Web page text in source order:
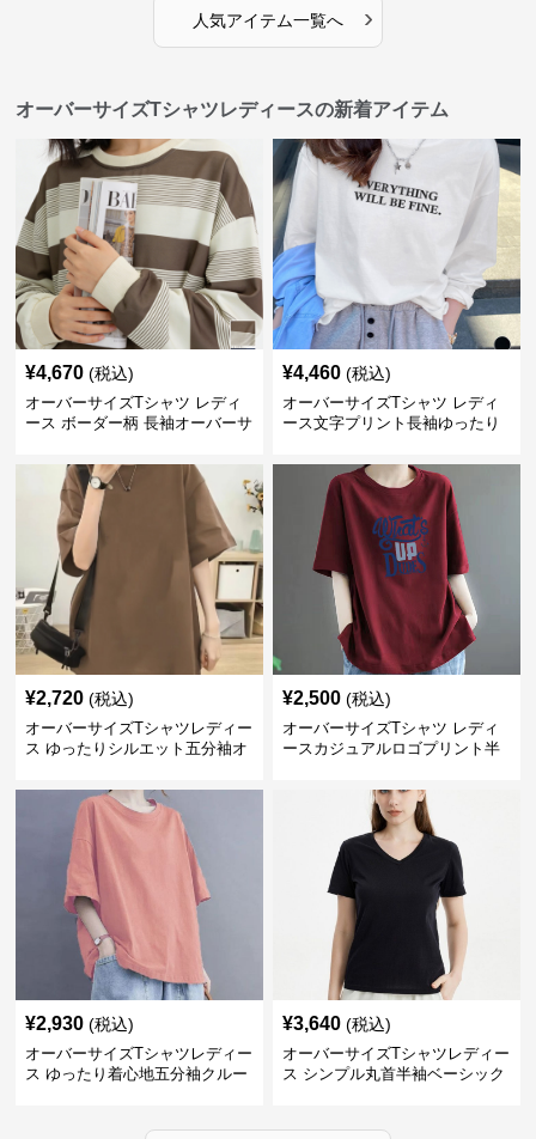
人気アイテム一覧へ ›
オーバーサイズTシャツレディースの新着アイテム
¥4,670 (税込)
オーバーサイズTシャツ レディ
ース ボーダー柄 長袖オーバーサ
¥4,460 (税込)
オーバーサイズTシャツ レディ
ース文字プリント長袖ゆったり
¥2,720 (税込)
オーバーサイズTシャツレディー
ス ゆったりシルエット五分袖オ
¥2,500 (税込)
オーバーサイズTシャツ レディ
ースカジュアルロゴプリント半
¥2,930 (税込)
オーバーサイズTシャツレディー
ス ゆったり着心地五分袖クルー
¥3,640 (税込)
オーバーサイズTシャツレディー
ス シンプル丸首半袖ベーシック